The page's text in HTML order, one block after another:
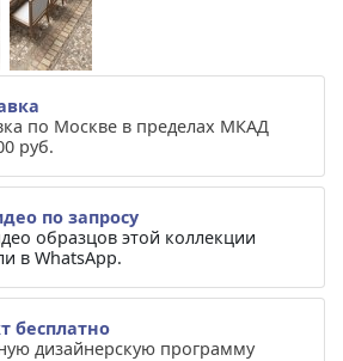
по Москве в пределах МКАД
руб.
по запросу
образцов этой коллекции
в WhatsApp.
бесплатно
дизайнерскую программу